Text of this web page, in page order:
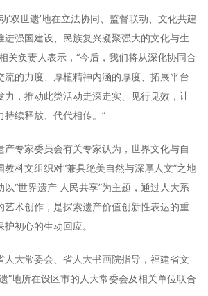
‘双世遗’地在立法协同、监督联动、文化共建
进强国建设、民族复兴凝聚强大的文化与生
关负责人表示，“今后，我们将从深化协同合
流的力度、厚植精神内涵的厚度、拓展平台
力，推动此类活动走深走实、见行见效，让
续释放、代代相传。”
产专家委员会有关专家认为，世界文化与自
科文组织对“兼具绝美自然与深厚人文”之地
“世界遗产 人民共享”为主题，通过人大系
艺术创作，是探索遗产价值创新性表达的重
初心的生动回应。
人大常委会、省人大书画院指导，福建省文
”地所在设区市的人大常委会及相关单位联合